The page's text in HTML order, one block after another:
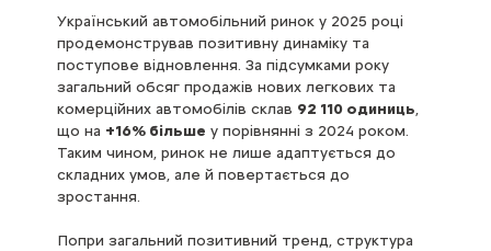
Український автомобільний ринок у 2025 році
продемонстрував позитивну динаміку та
поступове відновлення. За підсумками року
загальний обсяг продажів нових легкових та
комерційних автомобілів склав 92 110 одиниць,
що на +16% більше у порівнянні з 2024 роком.
Таким чином, ринок не лише адаптується до
складних умов, але й повертається до
зростання.
Попри загальний позитивний тренд, структура